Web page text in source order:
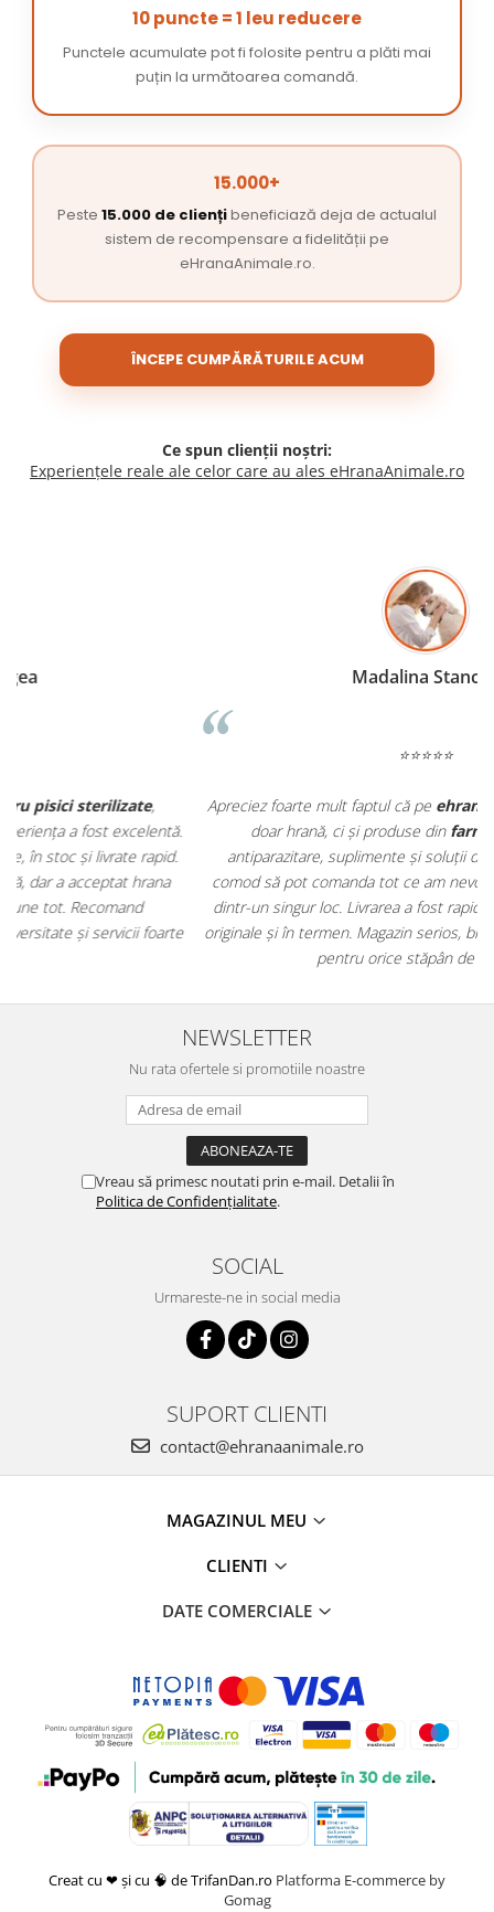
10 puncte = 1 leu reducere
Punctele acumulate pot fi folosite pentru a plăti mai
puțin la următoarea comandă.
15.000+
Peste 15.000 de cliențibeneficiază deja de actualul
sistem de recompensare a fidelității pe
eHranaAnimale.ro.
ÎNCEPE CUMPĂRĂTURILE ACUM
Ce spun clienții noștri:
Experiențele reale ale celor care au ales eHranaAnimale.ro
Apreciez foarte mult faptul că peehranaanimale.rogăsesc nu
doar hrană, ci și produse dinfarmacia veterinară:
antiparazitare, suplimente și soluții de îngrijire. Este foarte
comod să pot comanda tot ce am nevoie pentru animalul meu
dintr-un singur loc. Livrarea a fost rapidă, iar produsele au fost
originale și în termen. Magazin serios, bine organizat și foarte util
pentru orice stăpân de animale.
NEWSLETTER
Nu rata ofertele si promotiile noastre
Vreau să primesc noutati prin e-mail. Detalii în
Politica de Confidențialitate.
SOCIAL
Urmareste-ne in social media
SUPORT CLIENTI
contact@ehranaanimale.ro
MAGAZINUL MEU
CLIENTI
DATE COMERCIALE
Creat cu ❤ și cu 🧠 de TrifanDan.ro Platforma E-commerce by
Gomag